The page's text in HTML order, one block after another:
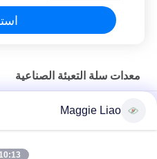
معدات سلة التعبئة الصناعية
آلة تشكيل العلب التبادلية أحادية
الترددية المعاد تدويرها الكاملة
Maggie Liao
PM